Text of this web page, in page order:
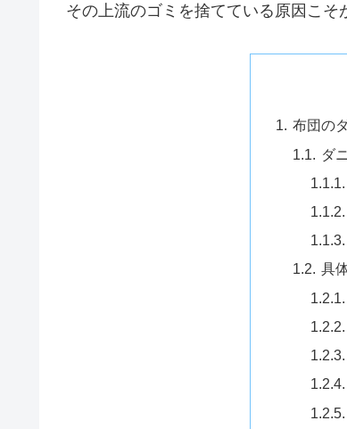
その上流のゴミを捨てている原因こそ
布団の
ダ
具